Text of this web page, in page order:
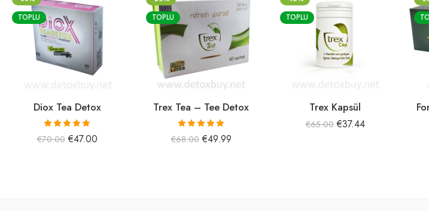
TOPLU
Diox Tea Detox
5 üzerinden
5.00oy aldı
€70.00 €47.00
TOPLU
Trex Tea – Tee Detox
5 üzerinden
5.00oy aldı
€68.00 €49.99
TOPLU
Trex Kapsül
€65.00 €37.44